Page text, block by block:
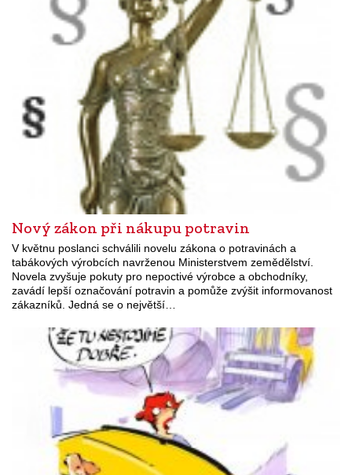
Nový zákon při nákupu potravin
V květnu poslanci schválili novelu zákona o potravinách a
tabákových výrobcích navrženou Ministerstvem zemědělství.
Novela zvyšuje pokuty pro nepoctivé výrobce a obchodníky,
zavádí lepší označování potravin a pomůže zvýšit informovanost
zákazníků. Jedná se o největší…